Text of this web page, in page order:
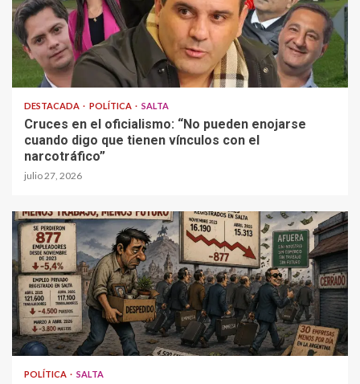
DESTACADA POLÍTICA SALTA
Cruces en el oficialismo: “No pueden enojarse
cuando digo que tienen vínculos con el
narcotráfico”
julio 27, 2026
POLÍTICA SALTA